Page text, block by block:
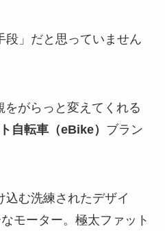
段」だと思っていません
がらっと変えてくれる
自転車（eBike） ブラン
む洗練されたデザイ
モーター。極太ファット